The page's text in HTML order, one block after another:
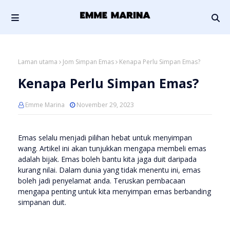
Laman utama Jom Simpan Emas Kenapa Perlu Simpan Emas?
Kenapa Perlu Simpan Emas?
Emme Marina November 29, 2023
Emas selalu menjadi pilihan hebat untuk menyimpan
wang. Artikel ini akan tunjukkan mengapa membeli emas
adalah bijak. Emas boleh bantu kita jaga duit daripada
kurang nilai. Dalam dunia yang tidak menentu ini, emas
boleh jadi penyelamat anda. Teruskan pembacaan
mengapa penting untuk kita menyimpan emas berbanding
simpanan duit.